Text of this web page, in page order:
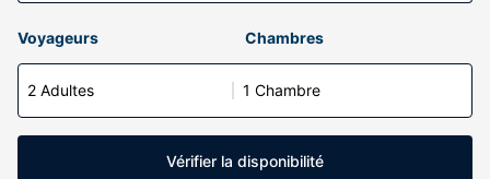
Voyageurs Chambres
2 Adultes 1 Chambre
Vérifier la disponibilité